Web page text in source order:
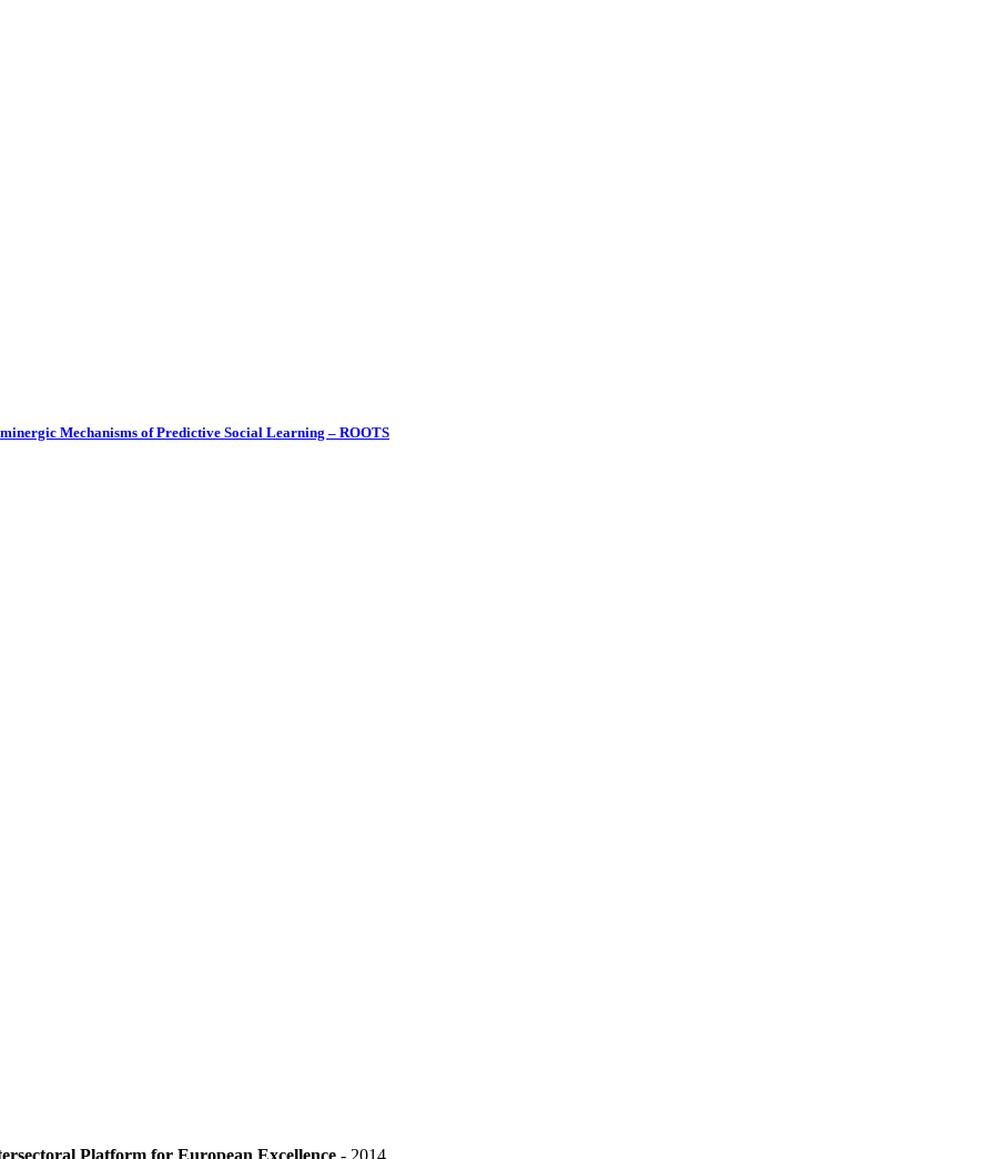
Mechanisms of Predictive Social Learning – ROOTS
Platform for European Excellence - 2014